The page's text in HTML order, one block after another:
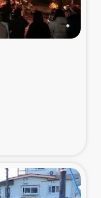
の生活再建支援
難民支援事業
震・津波被災者支援
民の生活再建支援
被災者支援